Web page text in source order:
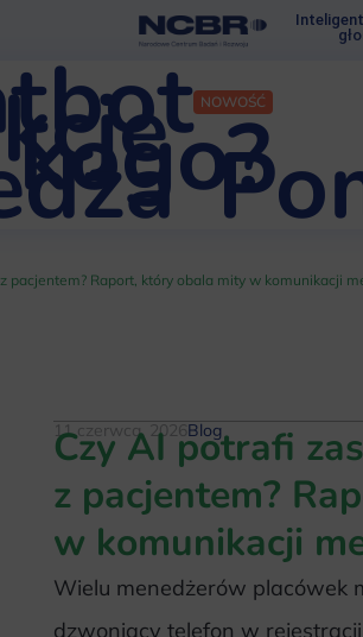
NOWOŚĆ
pacjentem? Raport, który obala mity w komunikacji
11 czerwca, 2026 Blog
Czy AI potrafi
z pacjentem?
w komunikacji
Wielu menedżerów placówek
dzwoniący telefon w